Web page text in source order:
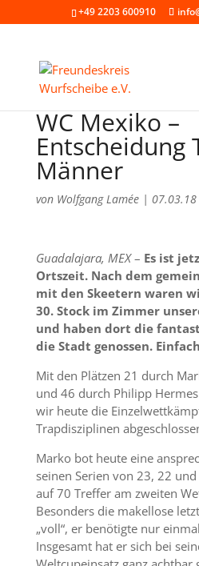
+49 2203 600910
WC Mexiko –
Entscheidung
Männer
von Wolfgang Lamée| 07.03.18
Guadalajara, MEX– Es ist
Ortszeit. Nach dem
mit den Skeetern waren
30. Stock im Zimmer
und haben dort die
die Stadt genossen.
Mit den Plätzen 21 durch
und 46 durch Philipp
wir heute die
Trapdisziplinen
Marko bot heute eine
seinen Serien von 23, 22
auf 70 Treffer am zweiten
Besonders die makellose
„voll“, er benötigte nur
Insgesamt hat er sich bei